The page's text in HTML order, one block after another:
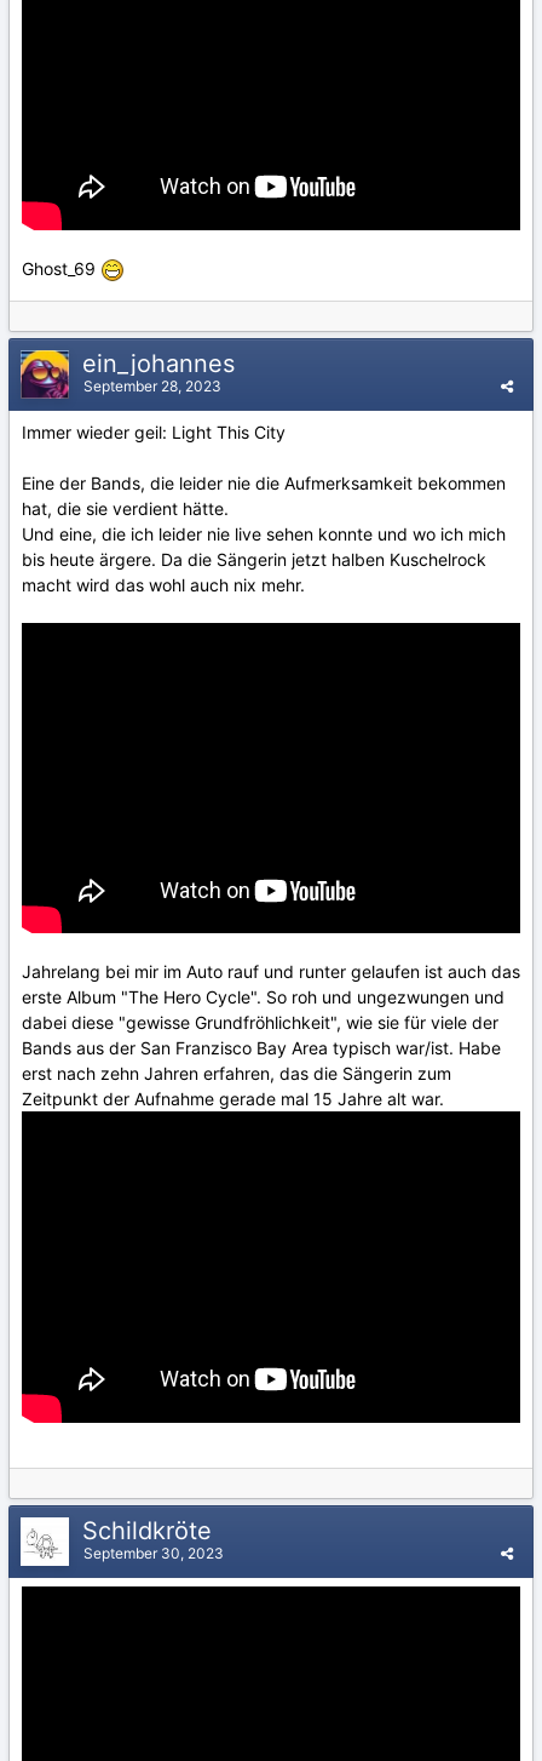
Ghost_69
ein_johannes
September 28, 2023
Immer wieder geil: Light This City
Eine der Bands, die leider nie die Aufmerksamkeit bekommen
hat, die sie verdient hätte.
Und eine, die ich leider nie live sehen konnte und wo ich mich
bis heute ärgere. Da die Sängerin jetzt halben Kuschelrock
macht wird das wohl auch nix mehr.
Jahrelang bei mir im Auto rauf und runter gelaufen ist auch das
erste Album "The Hero Cycle". So roh und ungezwungen und
dabei diese "gewisse Grundfröhlichkeit", wie sie für viele der
Bands aus der San Franzisco Bay Area typisch war/ist. Habe
erst nach zehn Jahren erfahren, das die Sängerin zum
Zeitpunkt der Aufnahme gerade mal 15 Jahre alt war.
Schildkröte
September 30, 2023